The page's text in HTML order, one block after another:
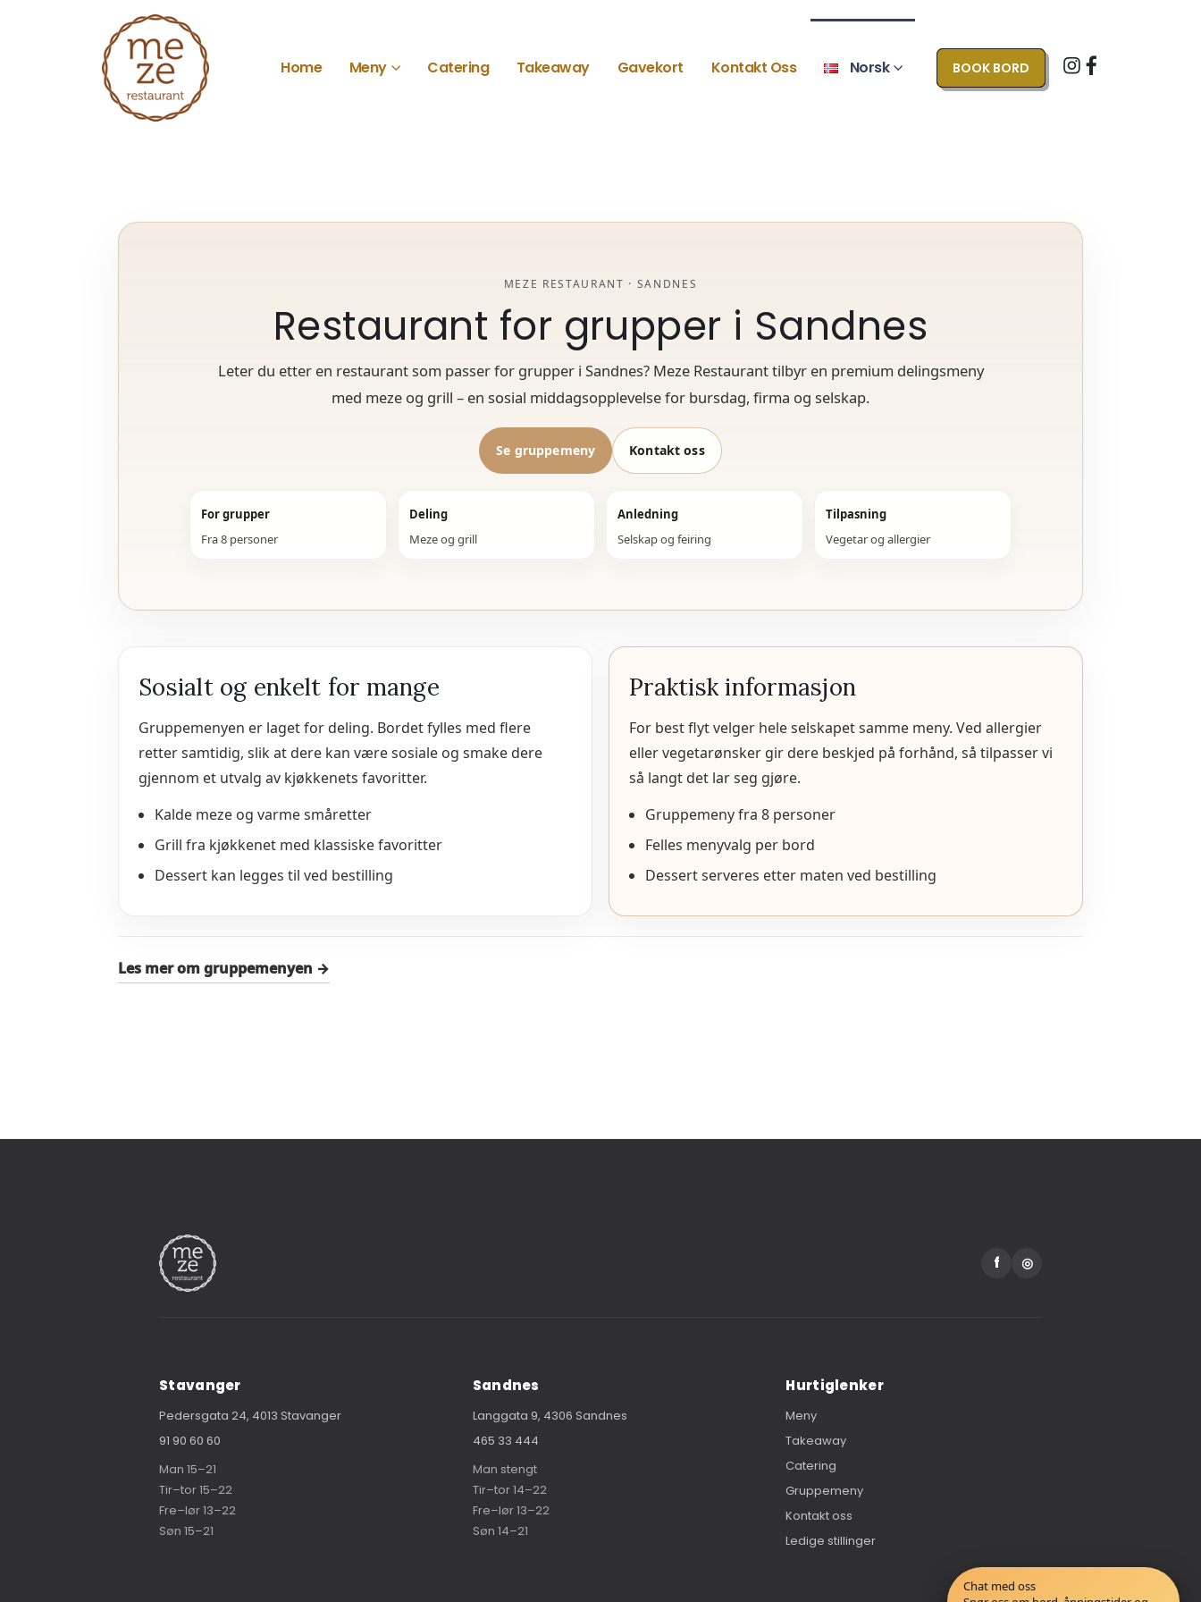
Home Meny Catering Takeaway Gavekort Kontakt Oss Norsk BOOK BORD
MEZE RESTAURANT · SANDNES
Restaurant for grupper i Sandnes
Leter du etter en restaurant som passer for grupper i Sandnes? Meze Restaurant tilbyr en premium delingsmeny
med meze og grill – en sosial middagsopplevelse for bursdag, firma og selskap.
Se gruppemeny Kontakt oss
For grupper
Fra 8 personer
Deling
Meze og grill
Anledning
Selskap og feiring
Tilpasning
Vegetar og allergier
Sosialt og enkelt for mange
Gruppemenyen er laget for deling. Bordet fylles med flere
retter samtidig, slik at dere kan være sosiale og smake dere
gjennom et utvalg av kjøkkenets favoritter.
Kalde meze og varme småretter
Grill fra kjøkkenet med klassiske favoritter
Dessert kan legges til ved bestilling
Praktisk informasjon
For best flyt velger hele selskapet samme meny. Ved allergier
eller vegetarønsker gir dere beskjed på forhånd, så tilpasser vi
så langt det lar seg gjøre.
Gruppemeny fra 8 personer
Felles menyvalg per bord
Dessert serveres etter maten ved bestilling
Les mer om gruppemenyen →
f ◎
Stavanger
Pedersgata 24, 4013 Stavanger
91 90 60 60
Man 15–21
Tir–tor 15–22
Fre–lør 13–22
Søn 15–21
Sandnes
Langgata 9, 4306 Sandnes
465 33 444
Man stengt
Tir–tor 14–22
Fre–lør 13–22
Søn 14–21
Hurtiglenker
Meny
Takeaway
Catering
Gruppemeny
Kontakt oss
Ledige stillinger
Chat med oss